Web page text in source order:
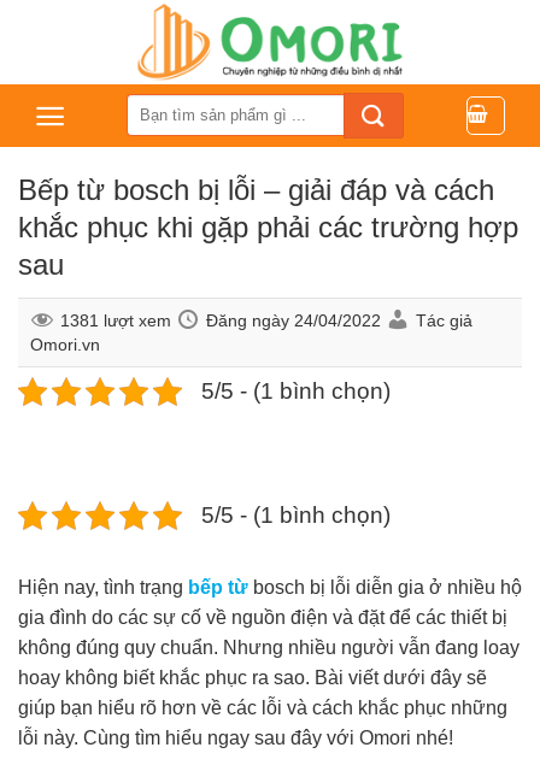
dung
Tìm
kiếm:
Bếp từ bosch bị lỗi – giải đáp và cách
khắc phục khi gặp phải các trường hợp
sau
1381 lượt xem Đăng ngày 24/04/2022
Tác giả
Omori.vn
5/5 - (1 bình chọn)
5/5 - (1 bình chọn)
Hiện nay, tình trạng bếp từ bosch bị lỗi diễn gia ở nhiều hộ
gia đình do các sự cố về nguồn điện và đặt để các thiết bị
không đúng quy chuẩn. Nhưng nhiều người vẫn đang loay
hoay không biết khắc phục ra sao. Bài viết dưới đây sẽ
giúp bạn hiểu rõ hơn về các lỗi và cách khắc phục những
lỗi này. Cùng tìm hiểu ngay sau đây với Omori nhé!